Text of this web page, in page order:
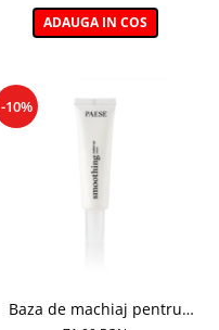
ADAUGA IN COS
-10%
Baza de machiaj pentru